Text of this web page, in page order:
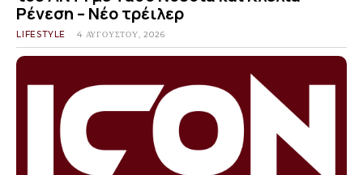
Ρένεση – Νέο τρέιλερ
LIFESTYLE 4 ΑΥΓΟΎΣΤΟΥ, 2026